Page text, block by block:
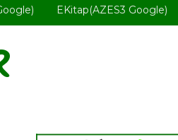
EKitap(AZES3 Google)